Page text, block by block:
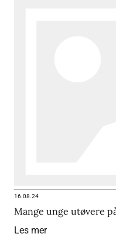
16.08.24
Mange unge utøvere
Les mer